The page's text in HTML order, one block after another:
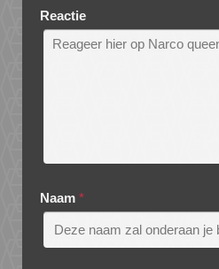
Reactie
Naam *